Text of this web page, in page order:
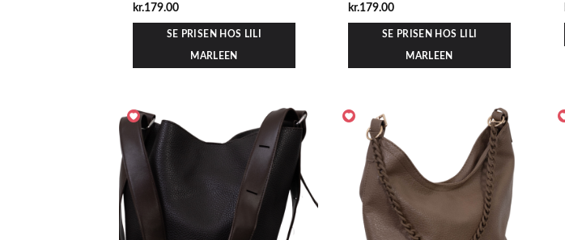
kr.179.00
SE PRISEN HOS LILI
MARLEEN
kr.179.00
SE PRISEN HOS LILI
MARLEEN